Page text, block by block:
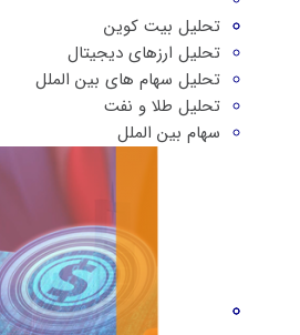
تحلیل بیت کوین
تحلیل ارزهای دیجیتال
تحلیل سهام های بین الملل
تحلیل طلا و نفت
سهام بین الملل